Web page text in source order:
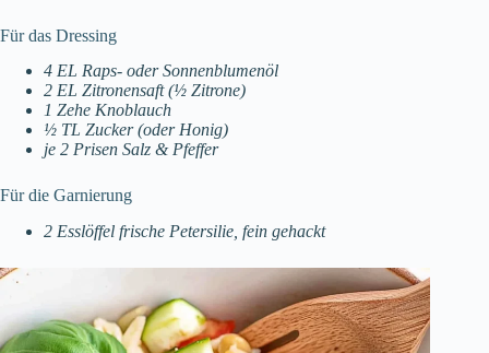
Für das Dressing
4 EL Raps- oder Sonnenblumenöl
2 EL Zitronensaft (½ Zitrone)
1 Zehe Knoblauch
½ TL Zucker (oder Honig)
je 2 Prisen Salz & Pfeffer
Für die Garnierung
2 Esslöffel frische Petersilie, fein gehackt